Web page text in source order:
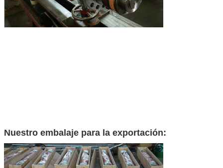
Nuestro embalaje para la exportación: